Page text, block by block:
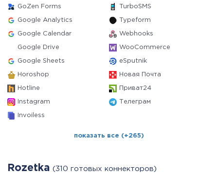
GoZen Forms TurboSMS
Google Analytics Typeform
Google Calendar Webhooks
Google Drive WooCommerce
Google Sheets eSputnik
Horoshop Новая Почта
Hotline Приват24
Instagram Телеграм
Invoiless
показать все (+265)
Rozetka (310 готовых коннекторов)